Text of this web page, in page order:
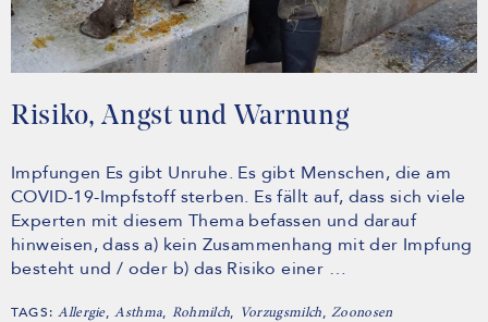
Risiko, Angst und Warnung
Impfungen Es gibt Unruhe. Es gibt Menschen, die am
COVID-19-Impfstoff sterben. Es fällt auf, dass sich viele
Experten mit diesem Thema befassen und darauf
hinweisen, dass a) kein Zusammenhang mit der Impfung
besteht und / oder b) das Risiko einer …
TAGS:Allergie,Asthma, Rohmilch, Vorzugsmilch, Zoonosen